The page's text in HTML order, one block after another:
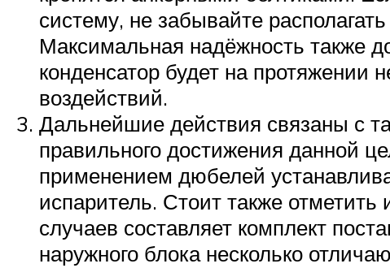
систему, не забывайте
Максимальная надёжность также
конденсатор будет на протяжении
воздействий.
Дальнейшие действия связаны с
правильного достижения данной
применением дюбелей
испаритель. Стоит также
случаев составляет комплект
наружного блока несколько